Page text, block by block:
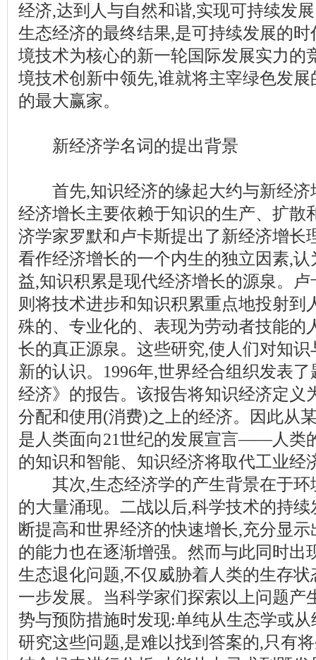
经济,达到人与自然和谐,实现可持续发
生态经济的最终结果,是可持续发展的
境技术为核心的新一轮国际发展实力的
境技术创新中领先,谁就将主宰绿色发
的最大赢家。
新经济学名词的提出背景
首先,知识经济的缘起大约与新经济
经济增长主要依赖于知识的生产、扩散
济学家罗默和卢卡斯提出了新经济增长
看作经济增长的一个内生的独立因素,
益,知识积累是现代经济增长的源泉。
则将技术进步和知识积累重点地投射到
殊的、专业化的、表现为劳动者技能的
长的真正源泉。这些研究,使人们对知
新的认识。1996年,世界经合组织发表
经济》的报告。该报告将知识经济定义
分配和使用(消费)之上的经济。因此从
是人类面向21世纪的发展宣言——人类
的知识和智能、知识经济将取代工业经
其次,生态经济学的产生背景在于环
的大量涌现。二战以后,科学技术的持
断提高和世界经济的快速增长,充分显
的能力也在逐渐增强。然而与此同时出
生态退化问题,不仅威胁着人类的生存
一步发展。当科学家们探索以上问题产
势与预防措施时发现:单纯从生态学或
研究这些问题,是难以找到答案的,只有